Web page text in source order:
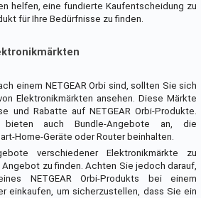
helfen, eine fundierte Kaufentscheidung zu
für Ihre Bedürfnisse zu finden.
einem NETGEAR Orbi sind, sollten Sie sich
Elektronikmärkten ansehen. Diese Märkte
und Rabatte auf NETGEAR Orbi-Produkte.
bieten auch Bundle-Angebote an, die
Home-Geräte oder Router beinhalten.
verschiedener Elektronikmärkte zu
zu finden. Achten Sie jedoch darauf,
NETGEAR Orbi-Produkts bei einem
einkaufen, um sicherzustellen, dass Sie ein